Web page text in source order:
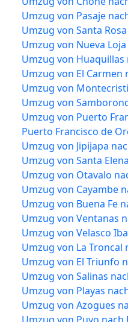
Umzug von Pasaje
Umzug von Santa
Umzug von Nueva
Umzug von Huaquillas
Umzug von El Carmen
Umzug von
Umzug von
Umzug von Puerto
Puerto Francisco de
Umzug von Jipijapa
Umzug von Santa
Umzug von Otavalo
Umzug von Cayambe
Umzug von Buena Fe
Umzug von Ventanas
Umzug von Velasco
Umzug von La Troncal
Umzug von El Triunfo
Umzug von Salinas
Umzug von Playas
Umzug von Azogues